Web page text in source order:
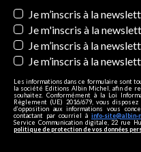
Newsletters
Je m’inscris à la
Je m'inscris à la
Je m’inscris à la
Je m’inscris à la
Les informations dans ce formulaire sont
la société Editions Albin Michel, afin de
souhaitez. Conformément à la Loi
Règlement (UE) 2016/679, vous
d’opposition aux informations vous
contactant par courriel à info-site@albin-
Service Communication digitale, 22 rue
politique de protection de vos données